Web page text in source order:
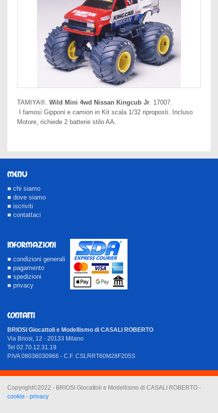
TAMIYA®. Wild Mini 4wd Nissan Kingcub Jr . 17007.
I famosi Gipponi e camion in Kit scala 1/32 riproposti. Incluso
Motore, richiede 2 batterie stilo AA.
MENU
■ chi siamo
■ dove siamo
■ iscriviti
■ contattaci
INFORMAZIONI
■ condizioni generali
■ pagamento
■ spedizioni
■ privacy
CONTATTI
BRIOSI Giocattoli e Modellismo di CASALI ROBERTO
Via Briosi, 12 - 20133 Milano
Tel 02.70.12.31.19
P.IVA 08036030966 - C.F. CSLRRT60M28F205S
Copyright©2022 - BRIOSI Giocattoli e Modellismo di CASALI ROBERTO -
cookie - privacy